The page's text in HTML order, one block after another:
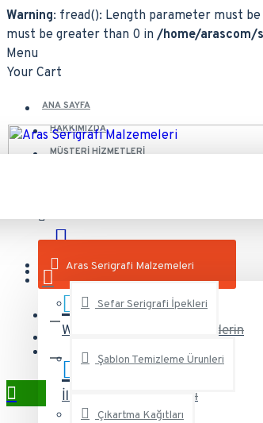
Warning: fread(): Length parameter must
must be greater than 0 in /home/arascom/
Menu
Your Cart
ANA SAYFA
HAKKIMIZDA
MÜŞTERI HIZMETLERI
0212 244 34 97Bizi arayın
Whatsapp Bize mesaj gönderin
İletişim İletişim sayfası
Aras Serigrafi Malzemeleri
Sefar Serigrafi İpekleri
Şablon Temizleme Ürunleri
Çıkartma Kağıtları